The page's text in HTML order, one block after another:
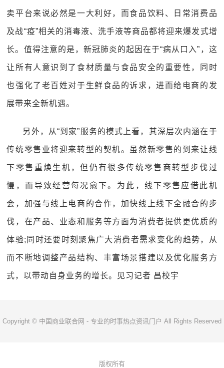
卖平台来说必然是一大利好，而食品饮料、日常消费品
及战“疫”相关的消毒液、洗手液等商品都将迎来爆发式增
长。值得注意的是，新冠肺炎的起因在于“病从口入”，这
让所有人意识到了食材质量与食品安全的重要性，同时
也强化了老百姓对于生鲜食品的诉求，进而给电商的发
展带来全新机遇。
另外，从“到家”服务的模式上看，其深层次内涵在于
传统零售业将迎来转型的契机。虽然新零售的到来让线
下零售重焕生机，但仍有很多传统零售商转型步伐过
慢，而导致经营每况愈下。为此，线下零售应借此机
会，加强与线上电商的合作，加快线上线下全融合的步
伐，在产品、业态和服务等方面为消费者提供更优质的
体验;同时还要时刻聚焦广大消费者需求变化的趋势，从
而不断地调整产品结构、丰富场景搭建以及优化服务方
式，以带动自身业务的增长。见习记者 昌校宇
Copyright © 中国商业联合网 - 专业的时事热点资讯门户 All Rights Reserved
版权所有